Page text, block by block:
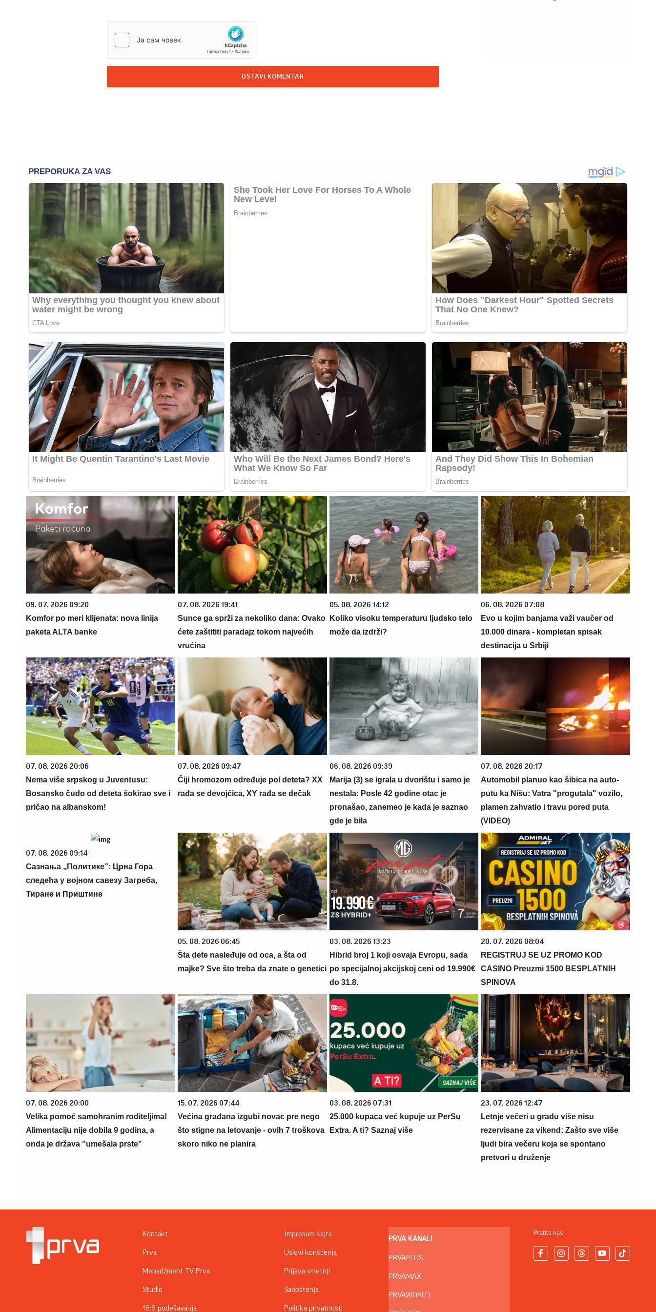
OSTAVI KOMENTAR
09. 07. 2026 09:20
Komfor po meri klijenata: nova linija
paketa ALTA banke
07. 08. 2026 19:41
Sunce ga sprži za nekoliko dana: Ovako
ćete zaštititi paradajz tokom najvećih
vrućina
05. 08. 2026 14:12
Koliko visoku temperaturu ljudsko telo
može da izdrži?
06. 08. 2026 07:08
Evo u kojim banjama važi vaučer od
10.000 dinara - kompletan spisak
destinacija u Srbiji
07. 08. 2026 20:06
Nema više srpskog u Juventusu:
Bosansko čudo od deteta šokirao sve i
pričao na albanskom!
07. 08. 2026 09:47
Čiji hromozom određuje pol deteta? XX
rađa se devojčica, XY rađa se dečak
06. 08. 2026 09:39
Marija (3) se igrala u dvorištu i samo je
nestala: Posle 42 godine otac je
pronašao, zanemeo je kada je saznao
gde je bila
07. 08. 2026 20:17
Automobil planuo kao šibica na auto-
putu ka Nišu: Vatra "progutala" vozilo,
plamen zahvatio i travu pored puta
(VIDEO)
07. 08. 2026 09:14
Сазнања „Политике”: Црна Гора
следећа у војном савезу Загреба,
Тиране и Приштине
05. 08. 2026 06:45
Šta dete nasleđuje od oca, a šta od
majke? Sve što treba da znate o genetici
03. 08. 2026 13:23
Hibrid broj 1 koji osvaja Evropu, sada
po specijalnoj akcijskoj ceni od 19.990€
do 31.8.
20. 07. 2026 08:04
REGISTRUJ SE UZ PROMO KOD
CASINO Preuzmi 1500 BESPLATNIH
SPINOVA
07. 08. 2026 20:00
Velika pomoć samohranim roditeljima!
Alimentaciju nije dobila 9 godina, a
onda je država "umešala prste"
15. 07. 2026 07:44
Većina građana izgubi novac pre nego
što stigne na letovanje - ovih 7 troškova
skoro niko ne planira
03. 08. 2026 07:31
25.000 kupaca već kupuje uz PerSu
Extra. A ti? Saznaj više
23. 07. 2026 12:47
Letnje večeri u gradu više nisu
rezervisane za vikend: Zašto sve više
ljudi bira večeru koja se spontano
pretvori u druženje
Kontakt
Prva
Menadžment TV Prva
Studio
16:9 podešavanja
Impresum sajta
Uslovi korišćenja
Prijava smetnji
Saopštenja
Politika privatnosti
PRVA KANALI
PRVAPLUS
PRVAMAX
PRVAWORLD
Pratite nas